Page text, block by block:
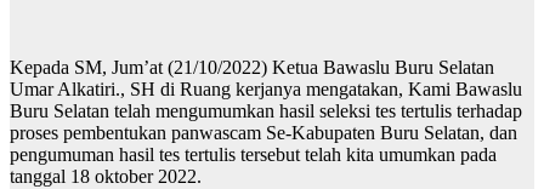
Kepada SM, Jum’at (21/10/2022) Ketua Bawaslu Buru Selatan
Umar Alkatiri., SH di Ruang kerjanya mengatakan, Kami Bawaslu
Buru Selatan telah mengumumkan hasil seleksi tes tertulis terhadap
proses pembentukan panwascam Se-Kabupaten Buru Selatan, dan
pengumuman hasil tes tertulis tersebut telah kita umumkan pada
tanggal 18 oktober 2022.